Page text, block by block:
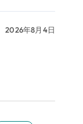
2026年8月4日